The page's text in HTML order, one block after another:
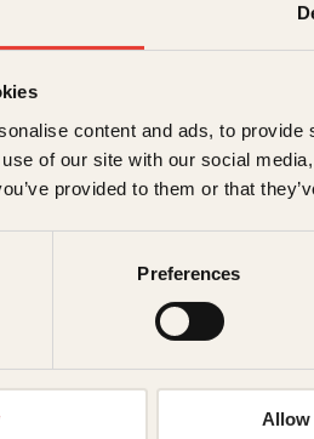
content and ads, to
of our site with our social
provided to them or that
Preferences
Allow